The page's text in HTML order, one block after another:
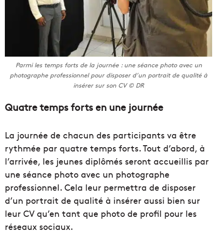
Parmi les temps forts de la journée : une séance photo avec un
photographe professionnel pour disposer d’un portrait de qualité à
insérer sur son CV © DR
Quatre temps forts en une journée
La journée de chacun des participants va être
rythmée par quatre temps forts. Tout d’abord, à
l’arrivée, les jeunes diplômés seront accueillis par
une séance photo avec un photographe
professionnel. Cela leur permettra de disposer
d’un portrait de qualité à insérer aussi bien sur
leur CV qu’en tant que photo de profil pour les
réseaux sociaux.